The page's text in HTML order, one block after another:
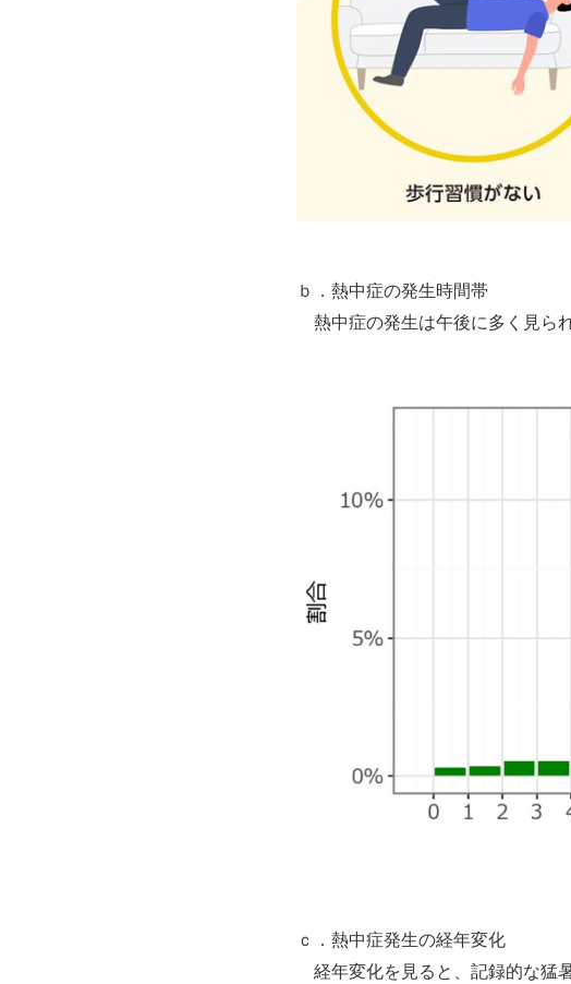
ｂ．熱中症の発生時間帯
熱中症の発生は午後に多く見ら
ｃ．熱中症発生の経年変化
経年変化を見ると、記録的な猛